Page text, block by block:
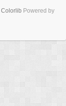
Colorlib Powered by